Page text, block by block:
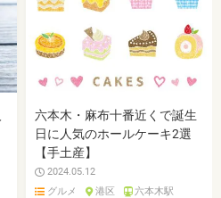
六本木・麻布十番近くで誕生
日に人気のホールケーキ2選
【手土産】
2024.05.12
グルメ
港区 六本木駅